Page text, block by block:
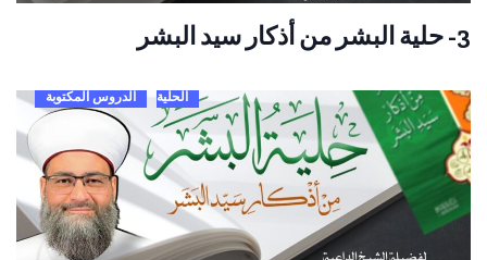
3- حلية البشر من أذكار سيد البشر
الحلية الدروس المكتوبة